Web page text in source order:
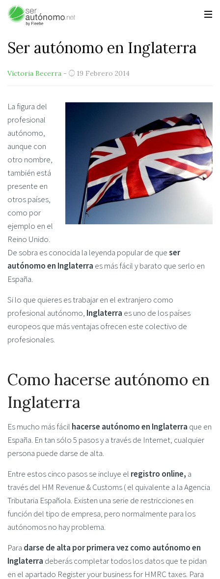
Ser autónomo en Inglaterra
Victoria Becerra - 19 Febrero 2014
La figura del
profesional
autónomo,
aunque con
otro nombre,
también está
presente en
otros países,
como por
ejemplo en el
Reino Unido.
De sobra es conocida la leyenda popular de queser
autónomo en Inglaterra es más fácil y barato que serlo en
España.
Si lo que quieres es trabajar en el extranjero como
profesional autónomo, Inglaterra es uno de los países
europeos que más ventajas ofrecen este colectivo de
profesionales.
Como hacerse autónomo en
Inglaterra
Es mucho más fácil hacerse autónomo en Inglaterra que en
España. En tan sólo 5 pasos y a través de Internet, cualquier
persona puede darse de alta.
Entre estos cinco pasos se incluye el registro online, a
través del HM Revenue & Customs ( el quivalente a la Agencia
Tributaria Española. Existen una serie de restricciones en
función del tipo de empresa, pero normalmente para los
autónomos no hay problema.
Para darse de alta por primera vez como autónomo en
Inglaterra deberás completar todos los datos que te pidan
en el apartado Register your business for HMRC taxes. Para